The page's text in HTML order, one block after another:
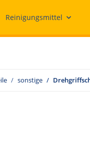
Reinigungsmittel
sonstige